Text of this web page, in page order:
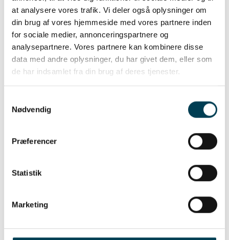
at analysere vores trafik. Vi deler også oplysninger om
din brug af vores hjemmeside med vores partnere inden
for sociale medier, annonceringspartnere og
analysepartnere. Vores partnere kan kombinere disse
data med andre oplysninger, du har givet dem, eller som
de har indsamlet fra din brug af deres tjenester.
Nødvendig
Præferencer
Statistik
Marketing
Robustheit